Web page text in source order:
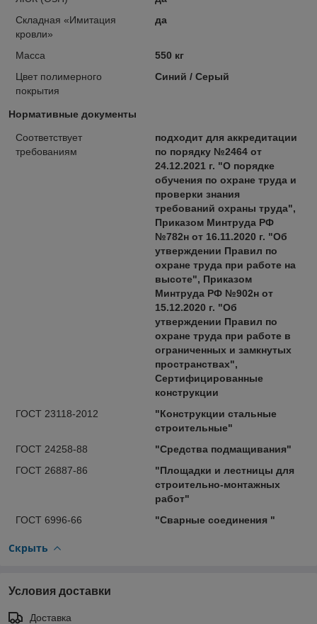
Складная «Имитация
кровли»
да
Масса
550 кг
Цвет полимерного
покрытия
Синий / Серый
Нормативные документы
Соответствует
требованиям
подходит для аккредитации
по порядку №2464 от
24.12.2021 г. "О порядке
обучения по охране труда и
проверки знания
требований охраны труда",
Приказом Минтруда РФ
№782н от 16.11.2020 г. "Об
утверждении Правил по
охране труда при работе на
высоте", Приказом
Минтруда РФ №902н от
15.12.2020 г. "Об
утверждении Правил по
охране труда при работе в
ограниченных и замкнутых
пространствах",
Сертифицированные
конструкции
ГОСТ 23118-2012
"Конструкции стальные
строительные"
ГОСТ 24258-88
"Средства подмащивания"
ГОСТ 26887-86
"Площадки и лестницы для
строительно-монтажных
работ"
ГОСТ 6996-66
"Сварные соединения "
Скрыть
Условия доставки
Доставка